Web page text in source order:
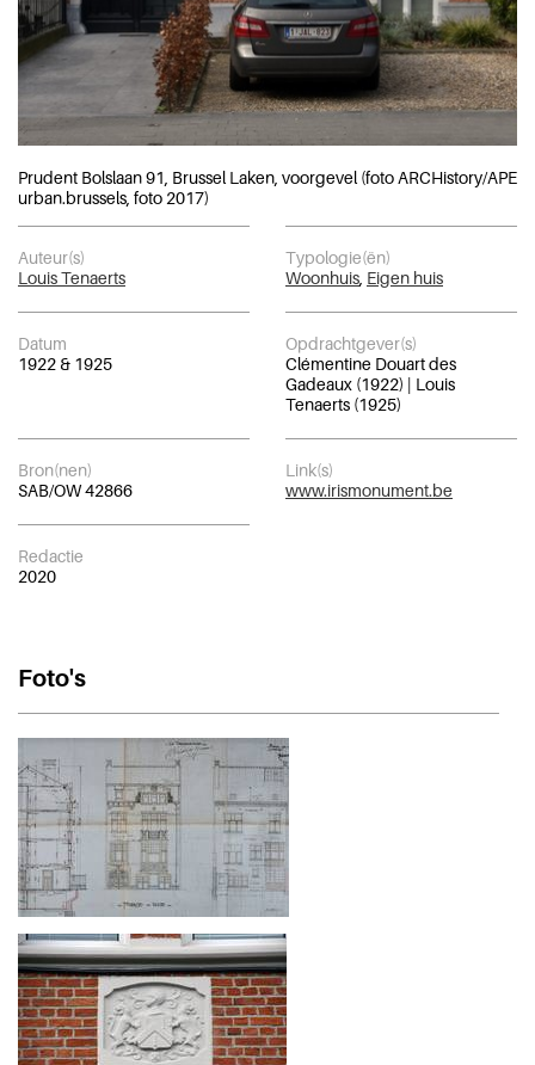
Prudent Bolslaan 91, Brussel Laken, voorgevel (foto ARCHistory/
urban.brussels, foto 2017)
Auteur(s)
Louis Tenaerts
Typologie(ën)
Woonhuis Eigen huis
Datum
1922 & 1925
Opdrachtgever(s)
Clémentine Douart des
Gadeaux (1922) | Louis
Tenaerts (1925)
Bron(nen)
SAB/OW 42866
Link(s)
www.irismonument.be
Redactie
2020
Foto's